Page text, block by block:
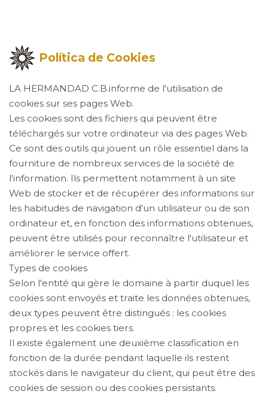
Política de Cookies
LA HERMANDAD C.B.informe de l'utilisation de
cookies sur ses pages Web.
Les cookies sont des fichiers qui peuvent être
téléchargés sur votre ordinateur via des pages Web.
Ce sont des outils qui jouent un rôle essentiel dans la
fourniture de nombreux services de la société de
l'information. Ils permettent notamment à un site
Web de stocker et de récupérer des informations sur
les habitudes de navigation d'un utilisateur ou de son
ordinateur et, en fonction des informations obtenues,
peuvent être utilisés pour reconnaître l'utilisateur et
améliorer le service offert.
Types de cookies
Selon l'entité qui gère le domaine à partir duquel les
cookies sont envoyés et traite les données obtenues,
deux types peuvent être distingués : les cookies
propres et les cookies tiers.
Il existe également une deuxième classification en
fonction de la durée pendant laquelle ils restent
stockés dans le navigateur du client, qui peut être des
cookies de session ou des cookies persistants.